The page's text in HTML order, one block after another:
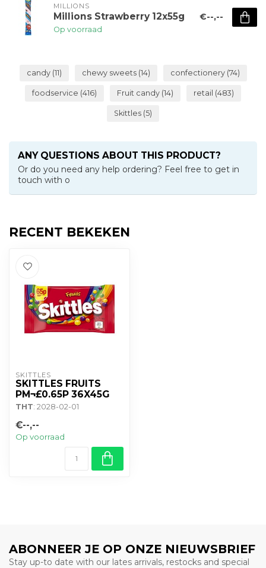
MILLIONS
Millions Strawberry 12x55g
Op voorraad
€--,--
candy (11) chewy sweets (14) confectionery (74)
foodservice (416) Fruit candy (14) retail (483)
Skittles (5)
ANY QUESTIONS ABOUT THIS PRODUCT?
Or do you need any help ordering? Feel free to get in
touch with o
RECENT BEKEKEN
SKITTLES
SKITTLES FRUITS
PM¬£0.65P 36X45G
THT: 2028-02-01
€--,--
Op voorraad
ABONNEER JE OP ONZE NIEUWSBRIEF
Stay up-to date with our lates arrivals, restocks and special